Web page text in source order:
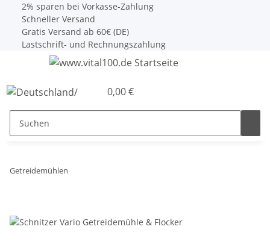
2% sparen bei Vorkasse-Zahlung
Schneller Versand
Gratis Versand ab 60€ (DE)
Lastschrift- und Rechnungszahlung
0,00 €
Getreidemühlen